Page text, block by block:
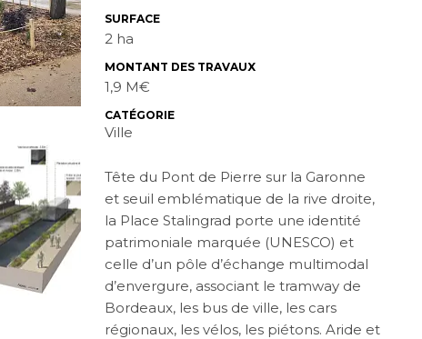
Tête du Pont de Pierre sur la Garonne
et seuil emblématique de la rive droite,
la Place Stalingrad porte une identité
patrimoniale marquée (UNESCO) et
celle d’un pôle d’échange multimodal
d’envergure, associant le tramway de
Bordeaux, les bus de ville, les cars
régionaux, les vélos, les piétons. Aride et
SURFACE
2 ha
MONTANT DES TRAVAUX
1,9 M€
CATÉGORIE
Ville